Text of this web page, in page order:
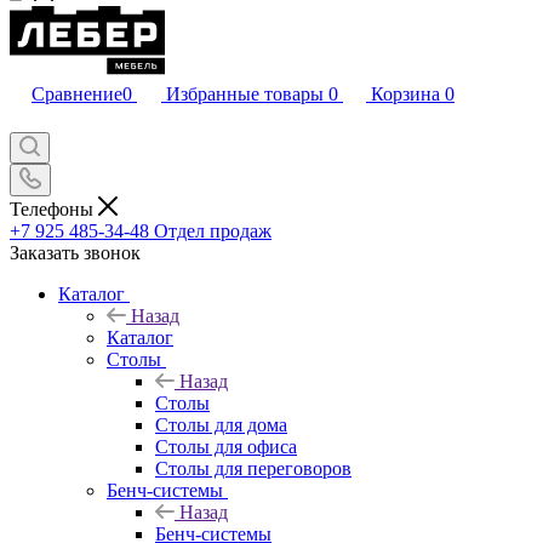
Сравнение0 Избранные товары 0 Корзина 0
Телефоны
+7 925 485-34-48 Отдел продаж
Заказать звонок
Каталог
Назад
Каталог
Столы
Назад
Столы
Столы для дома
Столы для офиса
Столы для переговоров
Бенч-системы
Назад
Бенч-системы